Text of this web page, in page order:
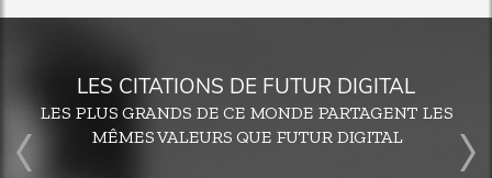
LES CITATIONS DE FUTUR DIGITAL
LES PLUS GRANDS DE CE MONDE PARTAGENT LES
MÊMES VALEURS QUE FUTUR DIGITAL